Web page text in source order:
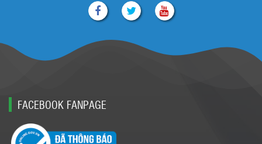
FACEBOOK FANPAGE